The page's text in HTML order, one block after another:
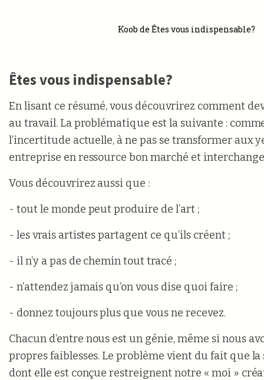
Koob de Êtes vous indispensable?
Êtes vous indispensable?
En lisant ce résumé, vous découvrirez comment
au travail. La problématique est la suivante :
l’incertitude actuelle, à ne pas se transformer aux
entreprise en ressource bon marché et
Vous découvrirez aussi que :
- tout le monde peut produire de l’art ;
- les vrais artistes partagent ce qu’ils créent ;
- il n’y a pas de chemin tout tracé ;
- n’attendez jamais qu’on vous dise quoi faire ;
- donnez toujours plus que vous ne recevez.
Chacun d’entre nous est un génie, même si nous
propres faiblesses. Le problème vient du fait que la
dont elle est conçue restreignent notre « moi »